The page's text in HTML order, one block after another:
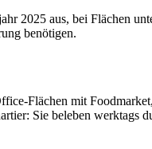
2025 aus, bei Flächen
benötigen.
Flächen mit
Sie beleben werktags